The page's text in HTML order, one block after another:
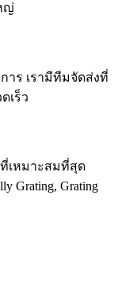
ญ่
ร เรามีทีมจัดส่งที่
เร็ว
เหมาะสมที่สุด
Grating, Grating